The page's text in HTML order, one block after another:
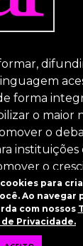
forma
o maior
o
instituições
o
através da
para
Ao navegar
com nossos
Privacidade.